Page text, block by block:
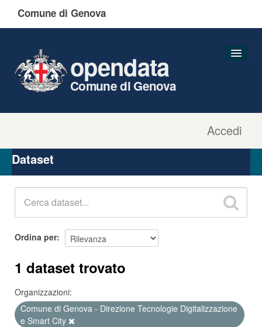
Comune di Genova
Accedi
opendata
Comune di Genova
Organizzazioni
Gruppi
Dataset
Ordina per
1 dataset trovato
Organizzazioni:
Comune di Genova - Direzione Tecnologie Digitalizzazione
e Smart City